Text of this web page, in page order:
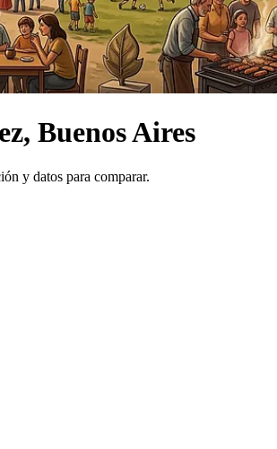
Buenos Aires
y datos para comparar.